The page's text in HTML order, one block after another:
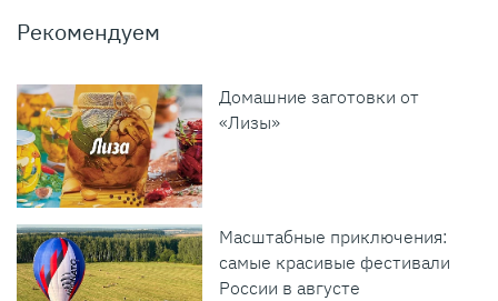
Рекомендуем
Домашние заготовки от
«Лизы»
Масштабные приключения:
самые красивые фестивали
России в августе